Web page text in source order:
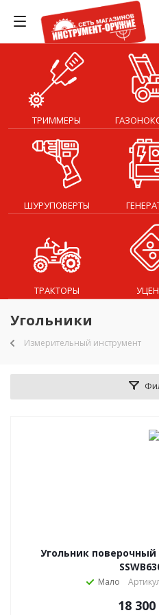
ТРИММЕРЫ
ШУРУПОВЕРТЫ
ТРАКТОРЫ
Угольники
Измерительный инструмент
Угольник поверочный
Мало
18 300